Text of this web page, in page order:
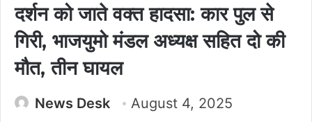
दर्शन को जाते वक्त हादसा: कार पुल से
गिरी, भाजयुमो मंडल अध्यक्ष सहित दो की
मौत, तीन घायल
News Desk
August 4, 2025